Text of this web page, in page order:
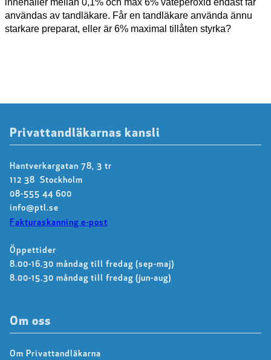
innehåller mellan 0,1% och max 6% väteperoxid endast får
användas av tandläkare. Får en tandläkare använda ännu
starkare preparat, eller är 6% maximal tillåten styrka?
Privattandläkarnas kansli
Hantverkargatan 78, 3 tr
112 38 Stockholm
08-555 44 600
info@ptl.se
Fakturaskanning e-post
Öppettider
8.00-16.30 måndag till fredag (sep-maj)
8.00-15.30 måndag till fredag (jun-aug)
Om oss
Om Privattandläkarna